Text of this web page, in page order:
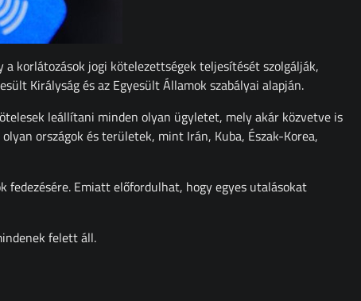
korlátozások jogi kötelezettségek teljesítését szolgálják,
Királyság és az Egyesült Államok szabályai alapján.
leállítani minden olyan ügyletet, mely akár közvetve is
országok és területek, mint Irán, Kuba, Észak-Korea,
Emiatt előfordulhat, hogy egyes utalásokat
felett áll.